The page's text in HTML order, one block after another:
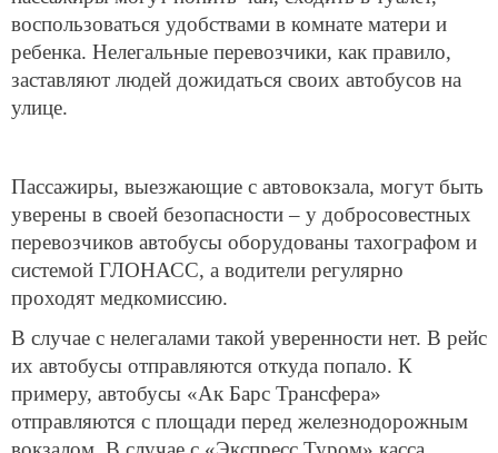
воспользоваться удобствами в комнате матери и
ребенка. Нелегальные перевозчики, как правило,
заставляют людей дожидаться своих автобусов на
улице.
Пассажиры, выезжающие с автовокзала, могут быть
уверены в своей безопасности – у добросовестных
перевозчиков автобусы оборудованы тахографом и
системой ГЛОНАСС, а водители регулярно
проходят медкомиссию.
В случае с нелегалами такой уверенности нет. В рейс
их автобусы отправляются откуда попало. К
примеру, автобусы «Ак Барс Трансфера»
отправляются с площади перед железнодорожным